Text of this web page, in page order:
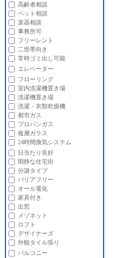
高齢者相談
ペット相談
楽器相談
事務所可
フリーレント
二世帯向き
常時ゴミ出し可能
エレベーター
フローリング
室内洗濯機置き場
洗濯機置き場
洗濯・衣類乾燥機
都市ガス
プロパンガス
複層ガラス
24時間換気システム
日当たり良好
閑静な住宅街
分譲タイプ
バリアフリー
オール電化
家具付き
出窓
メゾネット
ロフト
デザイナーズ
外観タイル張り
バルコニー